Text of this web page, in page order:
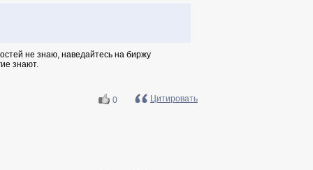
не знаю, наведайтесь на биржу
знают.
0 Цитировать